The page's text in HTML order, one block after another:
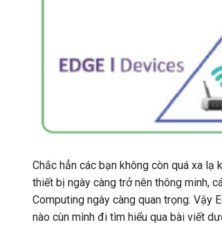
Chắc hẳn các bạn không còn quá xa
thiết bị ngày càng trở nên thông minh,
Computing ngày càng quan trọng. Vậy
nào cùn mình đi tìm hiểu qua bài viết